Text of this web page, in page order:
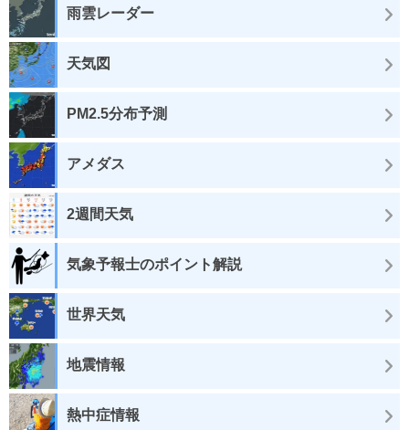
雨雲レーダー
天気図
PM2.5分布予測
アメダス
2週間天気
気象予報士のポイント解説
世界天気
地震情報
熱中症情報